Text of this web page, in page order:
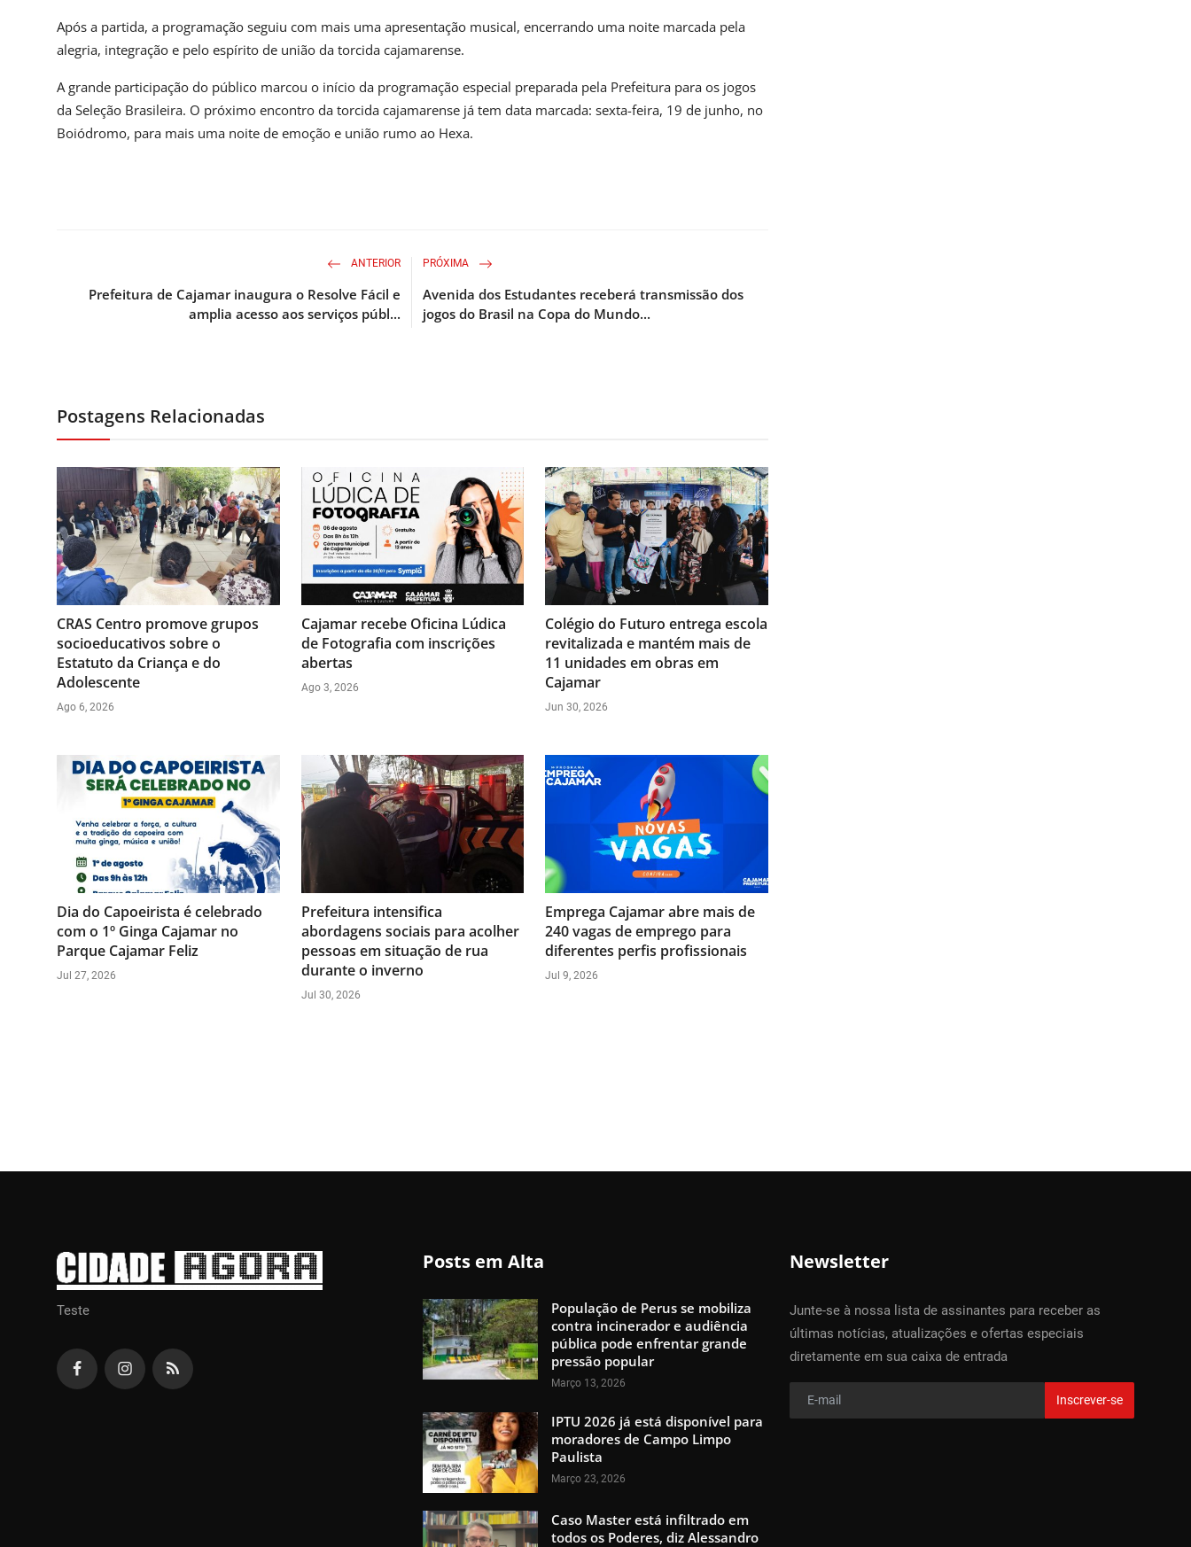
Após a partida, a programação seguiu com mais uma apresentação musical, encerrando uma noite marcada pela
alegria, integração e pelo espírito de união da torcida cajamarense.
A grande participação do público marcou o início da programação especial preparada pela Prefeitura para os jogos
da Seleção Brasileira. O próximo encontro da torcida cajamarense já tem data marcada: sexta-feira, 19 de junho, no
Boiódromo, para mais uma noite de emoção e união rumo ao Hexa.
ANTERIOR
Prefeitura de Cajamar inaugura o Resolve Fácil e
amplia acesso aos serviços públ...
PRÓXIMA
Avenida dos Estudantes receberá transmissão dos
jogos do Brasil na Copa do Mundo...
Postagens Relacionadas
CRAS Centro promove grupos
socioeducativos sobre o
Estatuto da Criança e do
Adolescente
Ago 6, 2026
Cajamar recebe Oficina Lúdica
de Fotografia com inscrições
abertas
Ago 3, 2026
Colégio do Futuro entrega escola
revitalizada e mantém mais de
11 unidades em obras em
Cajamar
Jun 30, 2026
Dia do Capoeirista é celebrado
com o 1º Ginga Cajamar no
Parque Cajamar Feliz
Jul 27, 2026
Prefeitura intensifica
abordagens sociais para acolher
pessoas em situação de rua
durante o inverno
Jul 30, 2026
Emprega Cajamar abre mais de
240 vagas de emprego para
diferentes perfis profissionais
Jul 9, 2026
Teste
Posts em Alta
População de Perus se mobiliza
contra incinerador e audiência
pública pode enfrentar grande
pressão popular
Março 13, 2026
IPTU 2026 já está disponível para
moradores de Campo Limpo
Paulista
Março 23, 2026
Caso Master está infiltrado em
todos os Poderes, diz Alessandro
Newsletter
Junte-se à nossa lista de assinantes para receber as
últimas notícias, atualizações e ofertas especiais
diretamente em sua caixa de entrada
Inscrever-se